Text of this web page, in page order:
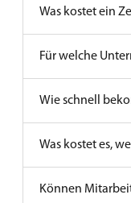
Was kostet ein
Wie schnell
Was kostet es,